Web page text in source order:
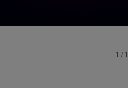
1 / 1